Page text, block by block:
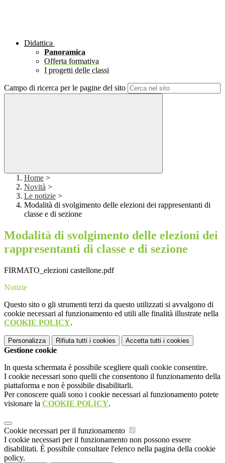
Didattica
Panoramica
Offerta formativa
I progetti delle classi
Campo di ricerca per le pagine del sito
Home >
Novità >
Le notizie >
Modalità di svolgimento delle elezioni dei rappresentanti di
classe e di sezione
Modalità di svolgimento delle elezioni dei
rappresentanti di classe e di sezione
FIRMATO_elezioni castellone.pdf
Notizie
Questo sito o gli strumenti terzi da questo utilizzati si avvalgono di
cookie necessari al funzionamento ed utili alle finalità illustrate nella
COOKIE POLICY.
Personalizza Rifiuta tutti i cookies Accetta tutti i cookies
Gestione cookie
In questa schermata è possibile scegliere quali cookie consentire.
I cookie necessari sono quelli che consentono il funzionamento della
piattaforma e non è possibile disabilitarli.
Per conoscere quali sono i cookie necessari al funzionamento potete
visionare la COOKIE POLICY.
Cookie necessari per il funzionamento
I cookie necessari per il funzionamento non possono essere
disabilitati. È possibile consultare l'elenco nella pagina della cookie
policy.